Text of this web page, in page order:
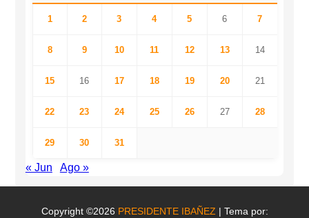
1 2 3 4 5 6 7
8 9 10 11 12 13 14
15 16 17 18 19 20 21
22 23 24 25 26 27 28
29 30 31
« Jun Ago »
Copyright ©2026 PRESIDENTE IBAÑEZ | Tema por: